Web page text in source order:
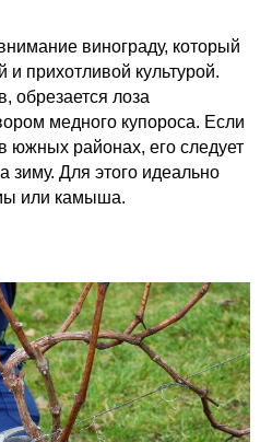
винограду, который
и прихотливой культурой.
обрезается лоза
медного купороса. Если
южных районах, его следует
зиму. Для этого идеально
или камыша.